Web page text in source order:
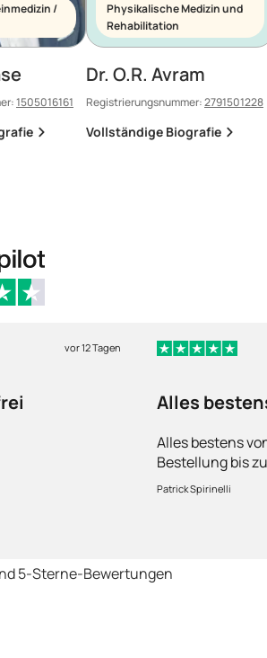
/
1505016161
Physikalische Medizin und
Rehabilitation
Dr. O.R. Avram
Registrierungsnummer:2791501228
Vollständige Biografie
vor 12 Tagen
Alles
Alles bestens
Bestellung bis
Ware sorgfältig
schnelle
Patrick Spirinelli
5-Sterne-Bewertungen